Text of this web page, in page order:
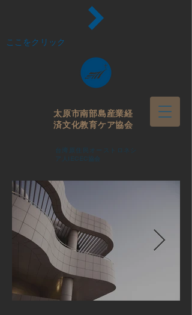
太原市南部島産業経
済文化教育ケア協会
台湾原住民オーストロネシ
ア人IECEC協会
ここをクリック